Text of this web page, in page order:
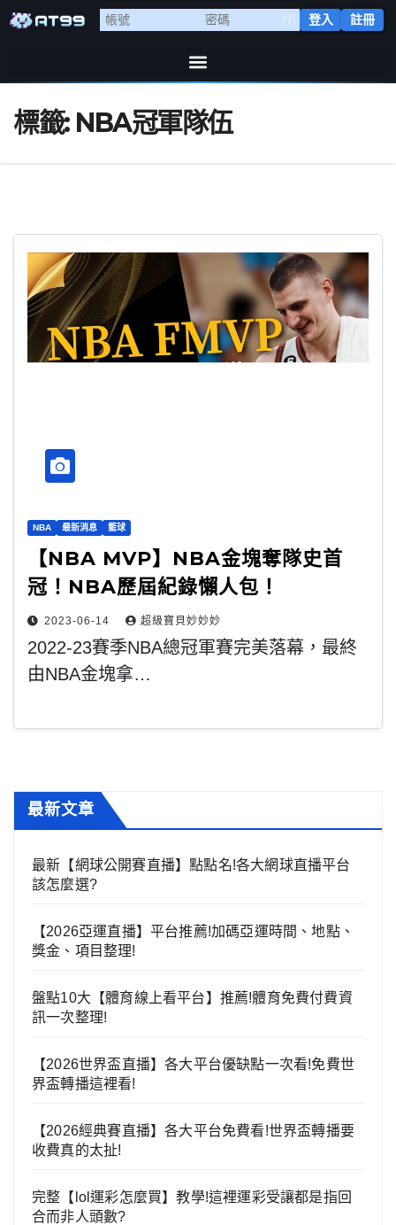
登入 註冊
標籤: NBA冠軍隊伍
NBA 最新消息 籃球
【NBA MVP】NBA金塊奪隊史首
冠！NBA歷屆紀錄懶人包！
2023-06-14 超級寶貝妙妙妙
2022-23賽季NBA總冠軍賽完美落幕，最終
由NBA金塊拿…
最新文章
最新【網球公開賽直播】點點名!各大網球直播平台
該怎麼選?
【2026亞運直播】平台推薦!加碼亞運時間、地點、
獎金、項目整理!
盤點10大【體育線上看平台】推薦!體育免費付費資
訊一次整理!
【2026世界盃直播】各大平台優缺點一次看!免費世
界盃轉播這裡看!
【2026經典賽直播】各大平台免費看!世界盃轉播要
收費真的太扯!
完整【lol運彩怎麼買】教學!這裡運彩受讓都是指回
合而非人頭數?